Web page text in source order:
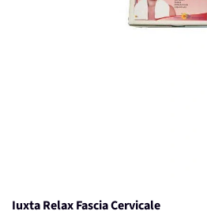
Iuxta Relax Fascia Cervicale